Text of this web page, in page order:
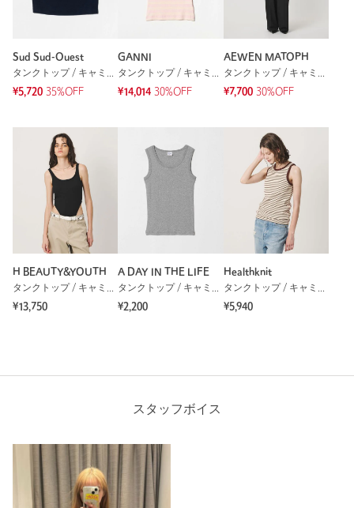
Sud Sud-Ouest
タンクトップ / キャミソール
¥5,720 35%OFF
GANNI
タンクトップ / キャミソール
¥14,014 30%OFF
AEWEN MATOPH
タンクトップ / キャミソール
¥7,700 30%OFF
H BEAUTY&YOUTH
タンクトップ / キャミソール
¥13,750
A DAY IN THE LIFE
タンクトップ / キャミソール
¥2,200
Healthknit
タンクトップ / キャミソール
¥5,940
スタッフボイス